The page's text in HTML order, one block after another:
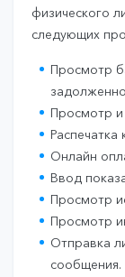
физического
следующих
Просмотр
Просмотр и
Распечатка
Онлайн
Ввод
Просмотр
Просмотр
Отправка
сообщения.